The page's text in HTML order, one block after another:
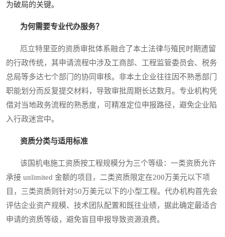
为破局的关键。
为何需要专业代办服务？
厄立特里亚的资质审批体系融合了本土法律与殖民时期遗留
的行政传统，其申请流程中涉及工商部、工程监管委员会、税务
总局等多达七个部门的协同审核。非本土企业往往因不熟悉部门
职能划分而反复提交材料，导致审批周期长达数月。专业机构凭
借对当地政务流程的熟悉度，可精准定位申报路径，避免企业陷
入行政迷宫中。
资质分类与适用标准
该国机电施工资质按工程规模分为三个等级：一类资质允许
承接 unlimited 金额的项目，二类资质限定在200万美元以下项
目，三类资质则针对50万美元以下的小型工程。代办机构首先会
评估企业资产规模、技术团队配置和既往业绩，据此确定最适合
申请的资质等级，避免盲目申报导致资源浪费。